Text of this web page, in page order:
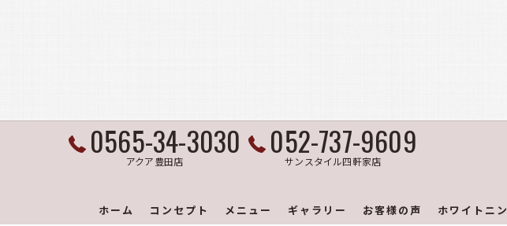
0565-34-3030
アクア豊田店
052-737-9609
サンスタイル四軒家店
ホーム コンセプト メニュー ギャラリー お客様の声 ホワイトニ